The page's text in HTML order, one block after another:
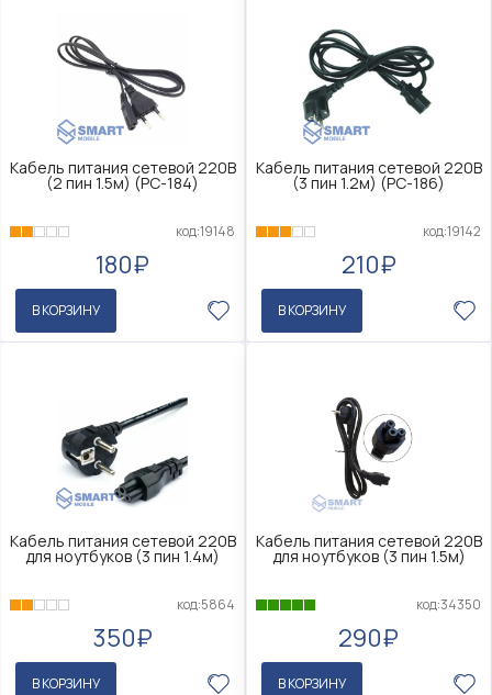
Кабель питания сетевой 220В
(2 пин 1.5м) (PC-184)
код:19148
180₽
В КОРЗИНУ
Кабель питания сетевой 220В
(3 пин 1.2м) (PC-186)
код:19142
210₽
В КОРЗИНУ
Кабель питания сетевой 220В
для ноутбуков (3 пин 1.4м)
код:5864
350₽
В КОРЗИНУ
Кабель питания сетевой 220В
для ноутбуков (3 пин 1.5м)
код:34350
290₽
В КОРЗИНУ